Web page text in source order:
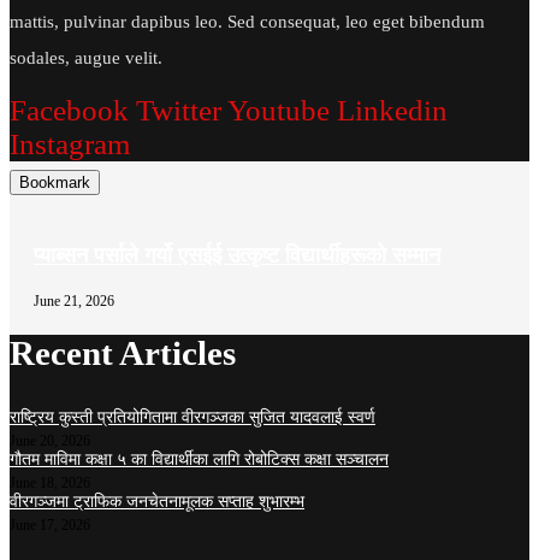
mattis, pulvinar dapibus leo. Sed consequat, leo eget bibendum
sodales, augue velit.
Facebook TwitterYoutube Linkedin
Instagram
Bookmark
June 21, 2026
Recent Articles
राष्ट्रिय कुस्ती प्रतियोगितामा वीरगञ्जका सुजित यादवलाई स्वर्ण
गौतम माविमा कक्षा ५ का विद्यार्थीका लागि रोबोटिक्स कक्षा सञ्चालन
वीरगञ्जमा ट्राफिक जनचेतनामूलक सप्ताह शुभारम्भ